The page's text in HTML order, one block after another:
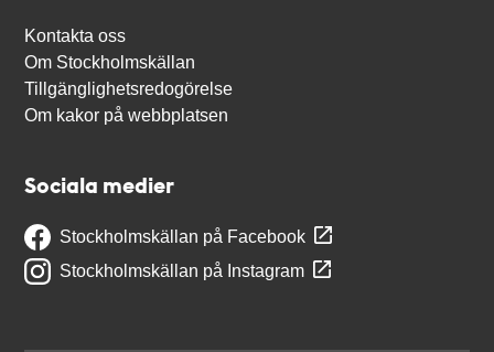
Kontakta oss
Om Stockholmskällan
Tillgänglighetsredogörelse
Om kakor på webbplatsen
Sociala medier
Stockholmskällan på Facebook
Stockholmskällan på Instagram